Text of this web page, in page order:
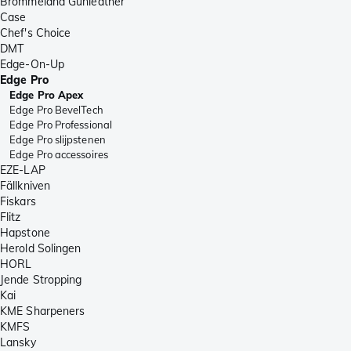
Case
Chef's Choice
DMT
Edge-On-Up
Edge Pro
Edge Pro Apex
Edge Pro BevelTech
Edge Pro Professional
Edge Pro slijpstenen
Edge Pro accessoires
EZE-LAP
Fällkniven
Fiskars
Flitz
Hapstone
Herold Solingen
HORL
Jende Stropping
Kai
KME Sharpeners
KMFS
Lansky